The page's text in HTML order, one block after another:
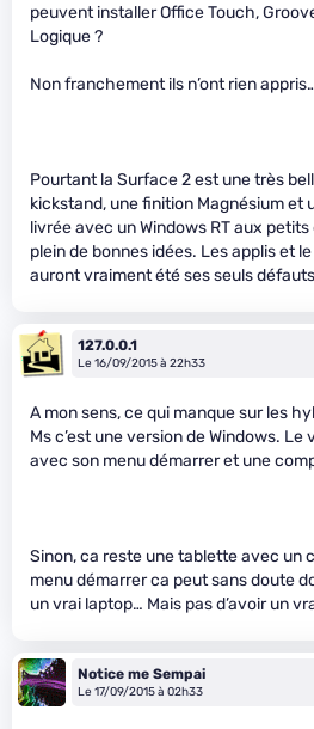
peuvent installer Office Touch,
Logique ?
Non franchement ils n’ont rien
Pourtant la Surface 2 est une très
kickstand, une finition Magnésium et
livrée avec un Windows RT aux
plein de bonnes idées. Les applis et
auront vraiment été ses seuls
127.0.0.1
Le 16/09/2015 à 22h33
A mon sens, ce qui manque sur les
Ms c’est une version de Windows.
avec son menu démarrer et une
Sinon, ca reste une tablette avec un
menu démarrer ca peut sans doute
un vrai laptop… Mais pas d’avoir un
Notice me Sempai
Le 17/09/2015 à 02h33